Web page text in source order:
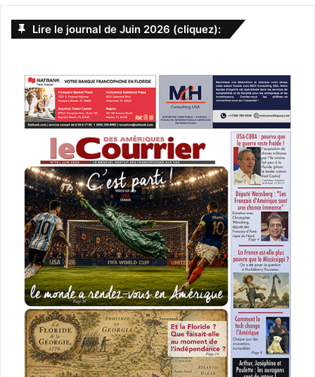
Miami :
habitués à la Floride !
Un Youtubeur
condamné à 3 jours
Lire le journal de Juin 2026 (cliquez):